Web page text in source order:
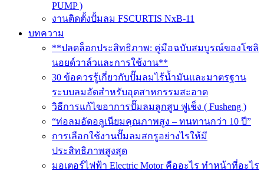
PUMP )
งานติดตั้งปั้มลม FSCURTIS NxB-11
บทความ
**ปลดล็อกประสิทธิภาพ: คู่มือฉบับสมบูรณ์ของโซลิ
นอยด์วาล์วและการใช้งาน**
30 ข้อควรรู้เกี่ยวกับปั๊มลมไร้น้ำมันและมาตรฐาน
ระบบลมอัดสำหรับอุตสาหกรรมสะอาด
วิธีการแก้ไขอาการปั๊มลมลูกสูบ ฟูเช็ง ( Fusheng )
“ท่อลมอัดอลูเนียมคุณภาพสูง – ทนทานกว่า 10 ปี”
การเลือกใช้งานปั๊มลมสกรูอย่างไรให้มี
ประสิทธิภาพสูงสุด
มอเตอร์ไฟฟ้า Electric Motor คืออะไร ทำหน้าที่อะไร